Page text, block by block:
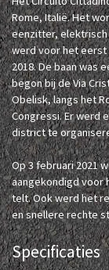
Rome, Italië. Het
eenzitter, elektrisch
werd voor het eerst
2018. De baan was
begon bij de Via
Obelisk, langs het
Congressi. Er werd
district te
Op 3 februari 2021
aangekondigd voor
telt. Ook werd het
en snellere rechte
Specificaties